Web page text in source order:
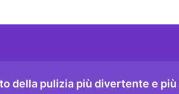
della pulizia più divertente e